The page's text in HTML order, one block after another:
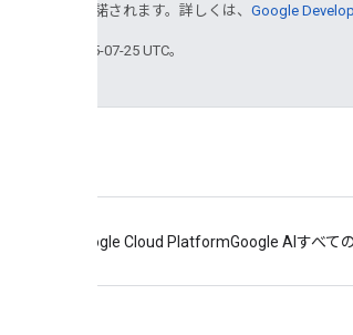
により使用許諾されます。詳しくは、 Google
最終更新日 2025-07-25 UTC。
Google Cloud PlatformGoogle AI すべて